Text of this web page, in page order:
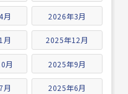
月 2026年3月
月 2025年12月
月 2025年9月
月 2025年6月